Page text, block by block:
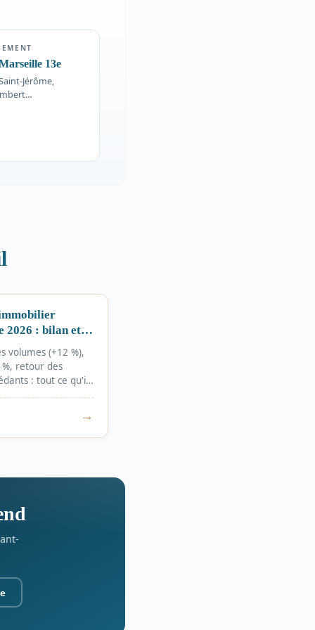
13e
Jérôme,
2026 : bilan et
volumes (+12 %),
retour des
: tout ce qu'il
sur l'immo
→